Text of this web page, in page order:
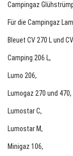
Campingaz
Für die Campingaz
Bleuet CV 270 L und
Camping 206 L,
Lumo 206,
Lumogaz 270 und 470,
Lumostar C,
Lumostar M,
Minigaz 106,